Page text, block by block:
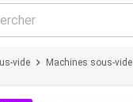
vide chevron_right Machines sous-vide